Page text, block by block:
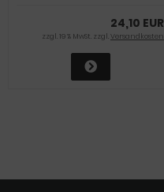
24,10 EUR
zzgl. 19 % MwSt. zzgl.Versandkosten